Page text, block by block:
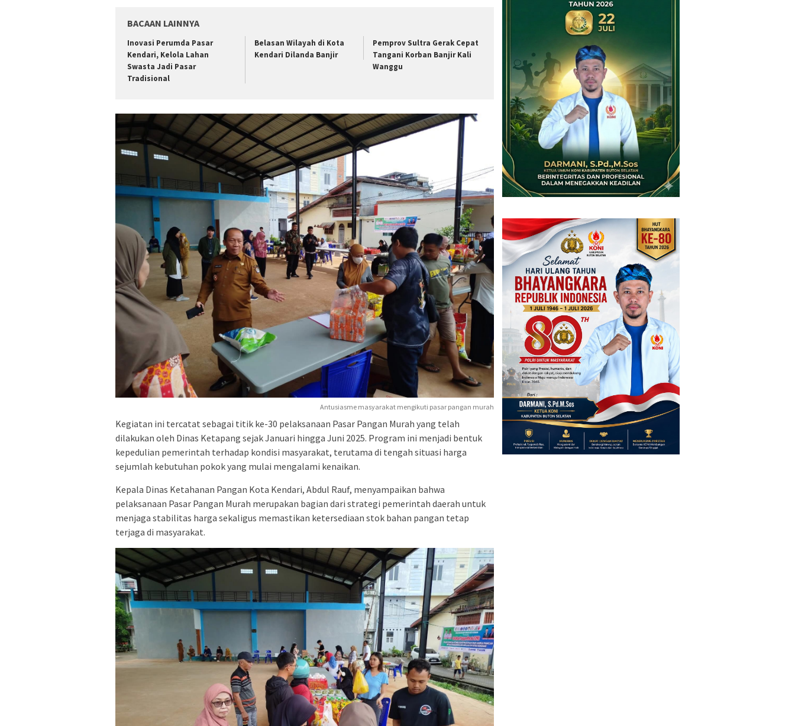
BACAAN LAINNYA
Inovasi Perumda Pasar
Kendari, Kelola Lahan
Swasta Jadi Pasar
Tradisional
Belasan Wilayah di Kota
Kendari Dilanda Banjir
Pemprov Sultra Gerak Cepat
Tangani Korban Banjir Kali
Wanggu
Antusiasme masyarakat mengikuti pasar pangan murah
Kegiatan ini tercatat sebagai titik ke-30 pelaksanaan Pasar Pangan Murah yang telah
dilakukan oleh Dinas Ketapang sejak Januari hingga Juni 2025. Program ini menjadi bentuk
kepedulian pemerintah terhadap kondisi masyarakat, terutama di tengah situasi harga
sejumlah kebutuhan pokok yang mulai mengalami kenaikan.
Kepala Dinas Ketahanan Pangan Kota Kendari, Abdul Rauf, menyampaikan bahwa
pelaksanaan Pasar Pangan Murah merupakan bagian dari strategi pemerintah daerah untuk
menjaga stabilitas harga sekaligus memastikan ketersediaan stok bahan pangan tetap
terjaga di masyarakat.